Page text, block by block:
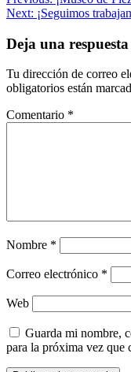
de
entradas
Next: ¡Seguimos
Deja una respuesta
Tu dirección de correo
obligatorios están
Comentario *
Nombre *
Correo electrónico *
Web
Guarda mi nombre,
para la próxima vez que